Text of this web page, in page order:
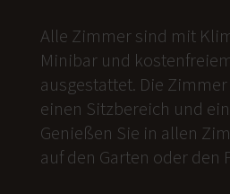
Alle Zimmer sind mit
Minibar und
ausgestattet. Die
einen Sitzbereich und
Genießen Sie in allen
auf den Garten oder den